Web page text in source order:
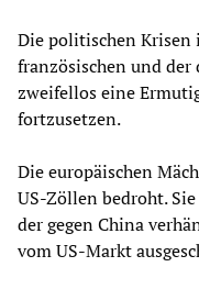
Die politischen Krisen
französischen und der
zweifellos eine
fortzusetzen.
Die europäischen
US-Zöllen bedroht.
der gegen China
vom US-Markt